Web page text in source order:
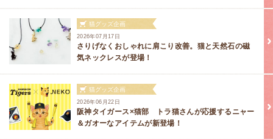
猫グッズ企画
2026年07月17日
さりげなくおしゃれに肩こり改善。猫と天然石の磁
気ネックレスが登場！
猫グッズ企画
2026年06月22日
阪神タイガース×猫部 トラ猫さんが応援するニャー
＆ガオーなアイテムが新登場！